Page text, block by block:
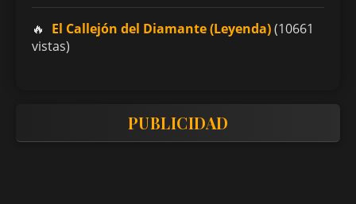
El Callejón del Diamante (Leyenda)(10661
vistas)
PUBLICIDAD